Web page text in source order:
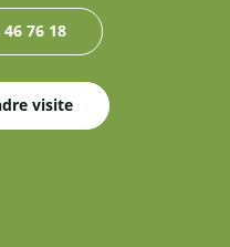
76 18
visite